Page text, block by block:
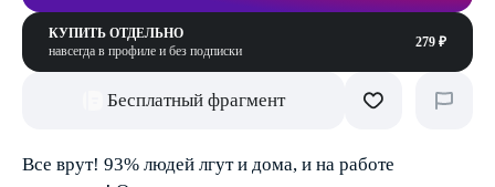
КУПИТЬ ОТДЕЛЬНО
навсегда в профиле и без подписки
279 ₽
Бесплатный фрагмент
Все врут! 93% людей лгут и дома, и на работе